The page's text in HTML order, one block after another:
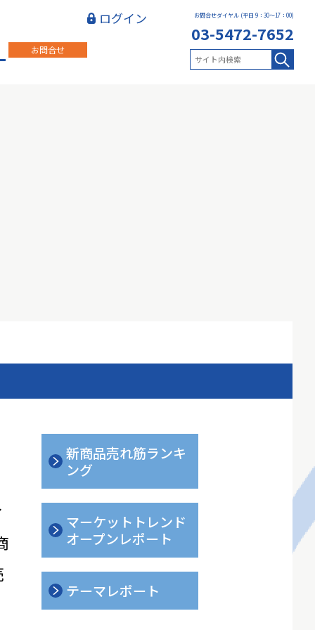
お問合せ
お問合せダイヤル (平日 9：30～17：00)
03-5472-7652
ログイン
新商品売れ筋ランキ
ング
マーケットトレンド
オープンレポート
テーマレポート